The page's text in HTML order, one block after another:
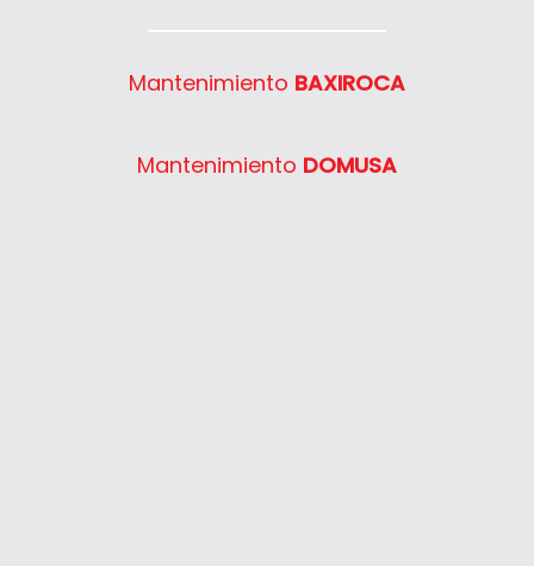
Mantenimiento BAXIROCA
Mantenimiento DOMUSA